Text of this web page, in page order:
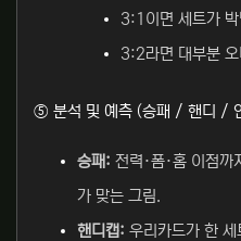
3:1이면 세트가
3:2라면 대부분
⑤ 분석 및 예측 (승패 / 핸디 /
승패: 전력·폼·홈 이점까
가 맞는 그림.
핸디캡: 우리카드가 한 세